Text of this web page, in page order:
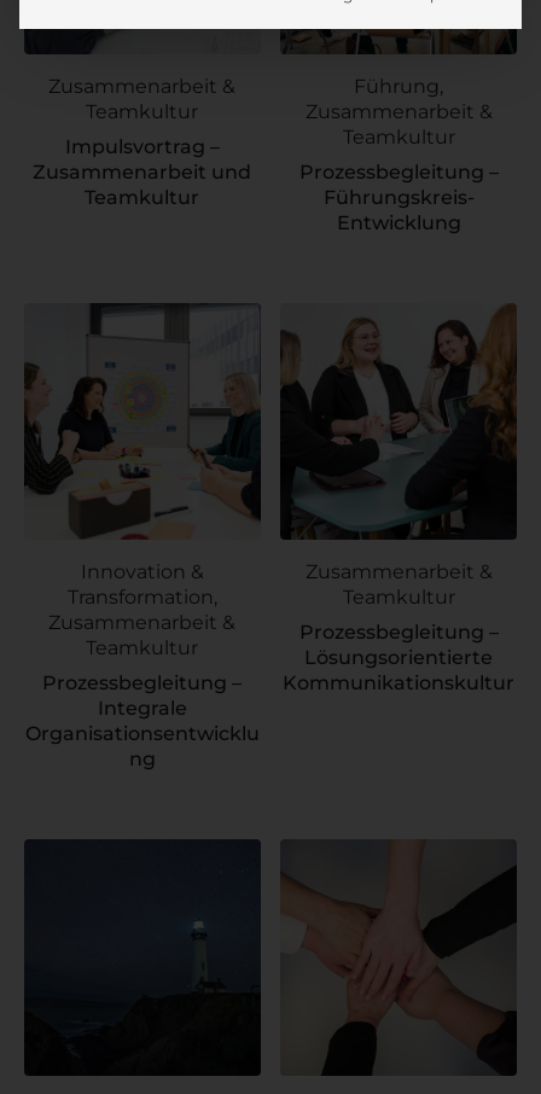
Zusammenarbeit &
Teamkultur
Impulsvortrag –
Zusammenarbeit und
Teamkultur
Führung,
Zusammenarbeit &
Teamkultur
Prozessbegleitung –
Führungskreis-
Entwicklung
Innovation &
Transformation,
Zusammenarbeit &
Teamkultur
Prozessbegleitung –
Integrale
Organisationsentwicklu
ng
Zusammenarbeit &
Teamkultur
Prozessbegleitung –
Lösungsorientierte
Kommunikationskultur